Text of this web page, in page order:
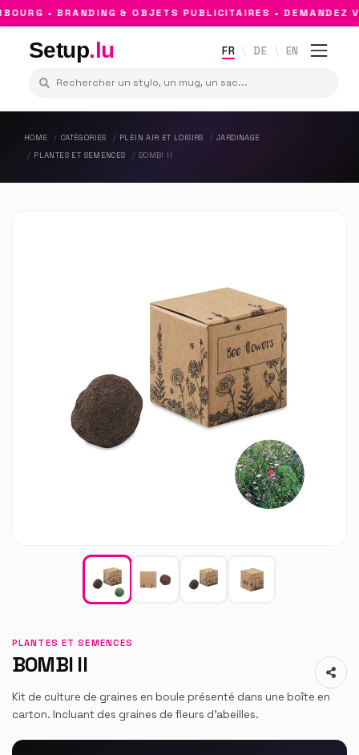
• BRANDING & OBJETS PUBLICITAIRES • DEMANDEZ
Setup.lu FR DE EN
HOME CATÉGORIES PLEIN AIR ET LOISIRS
JARDINAGE
PLANTES ET SEMENCES
BOMBI II
PLANTES ET SEMENCES
BOMBI II
Kit de culture de graines en boule présenté dans une boîte en
carton. Incluant des graines de fleurs d'abeilles.